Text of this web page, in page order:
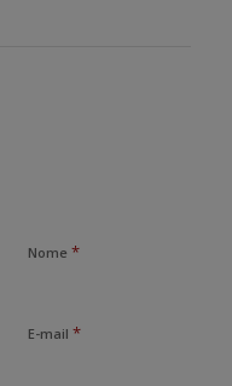
Nome *
E-mail *